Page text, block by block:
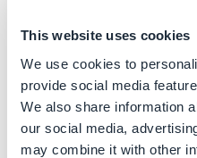
This website uses cookies
We use cookies to
provide social media
We also share information
our social media,
may combine it with other
quello che fai per vivere.
- Completa la
5. Ecco
Ora che ti sei registrato
Dashboard per seguire la